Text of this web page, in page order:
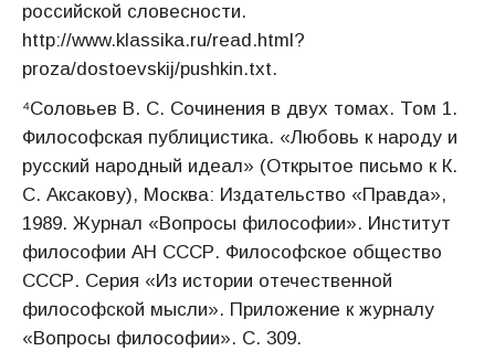
российской словесности.
http://www.klassika.ru/read.html?
proza/dostoevskij/pushkin.txt.
⁴Соловьев В. С. Сочинения в двух томах. Том 1.
Философская публицистика. «Любовь к народу и
русский народный идеал» (Открытое письмо к К.
С. Аксакову), Москва: Издательство «Правда»,
1989. Журнал «Вопросы философии». Институт
философии АН СССР. Философское общество
СССР. Серия «Из истории отечественной
философской мысли». Приложение к журналу
«Вопросы философии». С. 309.